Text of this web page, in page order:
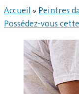
Accueil»Peintres
Possédez-vous